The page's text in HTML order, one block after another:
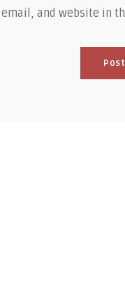
email, and website in